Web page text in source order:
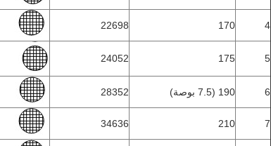
4
170
22698
5
175
24052
6 190 (7.5 بوصة) 28352
7
210
34636